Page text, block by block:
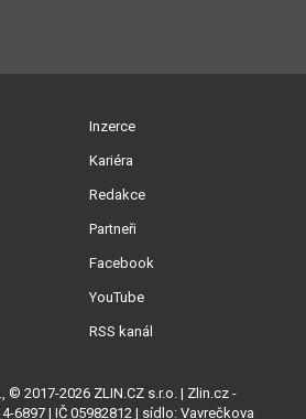
Inzerce
Kariéra
Redakce
Partneři
Facebook
YouTube
RSS kanál
© 2017-2026 ZLIN.CZ s.r.o. | Zlin.cz -
6897 | IČ 05982812 | sídlo: Vavrečkova